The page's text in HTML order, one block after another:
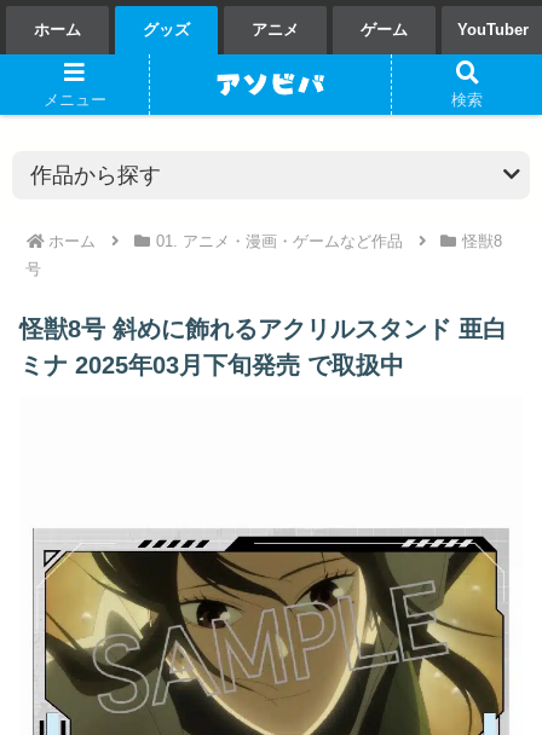
ホーム グッズ アニメ ゲーム YouTuber
ホーム 01. アニメ・漫画・ゲームなど作品
怪獣8
号
怪獣8号 斜めに飾れるアクリルスタンド 亜白
ミナ 2025年03月下旬発売 で取扱中
メニュー 検索